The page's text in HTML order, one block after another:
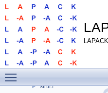
► strsna.f
► strsyl.f
► strsyl3.f
► strti2.f
► strtri.f
► strttf.f